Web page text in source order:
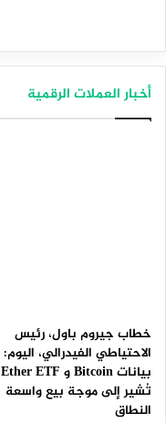
أخبار العملات الرقمية
خطاب جيروم باول، رئيس
الاحتياطي الفيدرالي، اليوم:
بيانات Bitcoin و Ether ETF
تُشير إلى موجة بيع واسعة
النطاق